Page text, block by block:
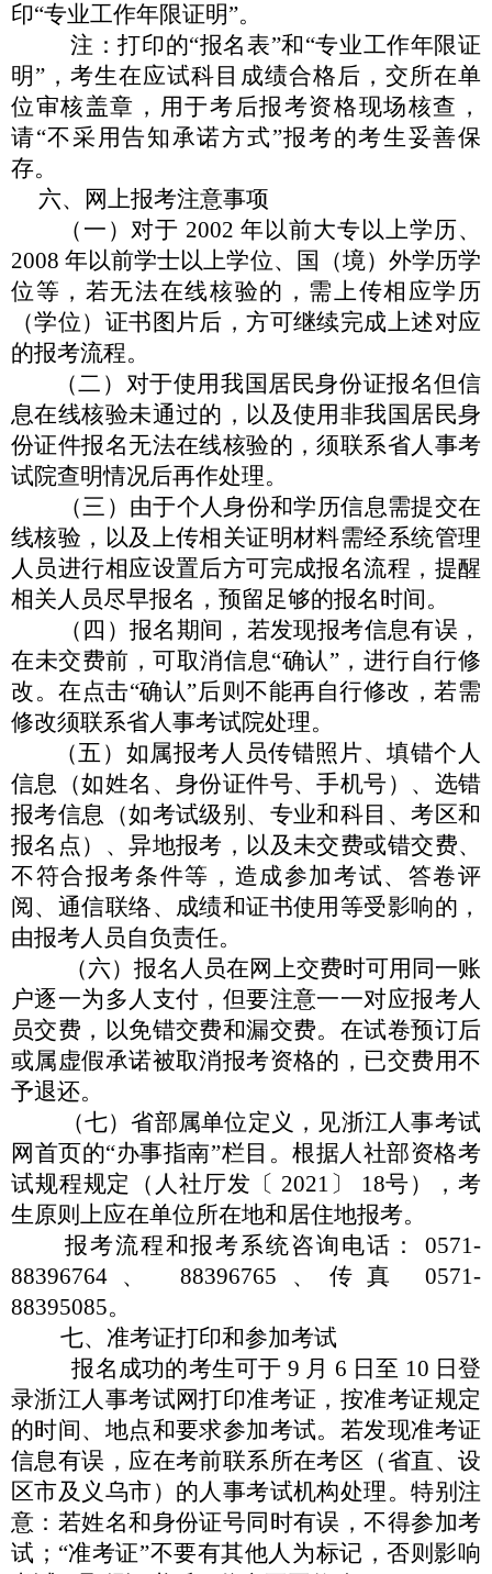
印“专业工作年限证明”。
注：打印的“报名表”和“专业工作年限证
明” ，考生在应试科目成绩合格后，交所在单
位审核盖章，用于考后报考资格现场核查，
请“不采用告知承诺方式”报考的考生妥善保
存。
六、
网上报考注意事项
（一）对于 2002 年以前大专以上学历、
2008 年以前学士以上学位、国（境）外学历学
位等，若无法在线核验的，需上传相 应学历
（学位）证书图片后，方可继续完成上述对应
的报考流程。
（二）对于使用我国居民身份证报名但信
息在线核验未通过的，以及使用非我国居民身
份证件报名无法在线核验的，须联系省人事考
试院查明情况后再作处理。
（三）由于个人身份和学历信息需提交在
线核验，以及上传相关证明材料需经系统管理
人员进行相应设置后方可完成报名流程，提醒
相关人员尽早报名，预留足够的报名时间。
（四）报名期间，若发现报考信息有误，
在未交费前，可取消信息“确认”，进行自行修
改。在点击“确认”后则不能再自行修改，若需
修改须联系省人事考试院处理。
（五）如属报考人员传错照片、填错个人
信息（如姓名、身份证件号、手机号）、选错
报考信息（如考试级别、 专业和科目、考区和
报名点）、异地报考，以及未交费或错交费、
不符合报考条件等，造成参加考试、答卷评
阅、通信联络、成绩和证书使用等受影响的，
由报考人员自负责任。
（六）报名人员在网上交费时可用同一账
户逐一为多人支付，但要注意一一对应报考人
员交费，以免错交费和漏交费。在试卷预订后
或属虚假承诺被取消报考资格的，已交费用不
予退还。
（七）省部属单位定义，见浙江人事考试
网首页的“办事指南”栏目。根据人社部资格考
试规程规定（人社厅发〔 2021〕 18号），考
生原则上应在单位所在地和居住地报考。
报考流程和报考系统咨询电话：
0571-
88396764、 88396765、 传真
0571-
88395085。
七、 准考证打印和参加考试
报名成功的考生可于 9 月 6 日至 10 日登
录浙江人事考试网打印准考证，按准考证规定
的时间、地点和要求参加考试。 若发现准考证
信息有误，应在考前联系所在考区（省直、设
区市及义 乌市）的人事考试机构处理。特别注
意：若姓名和身份证号同时有误，不得参加考
试； “准考证”不要有其他人为标记，否则影响